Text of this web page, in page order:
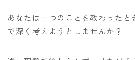
あなたは一つのことを教わったと
で深く考えようとしませんか？